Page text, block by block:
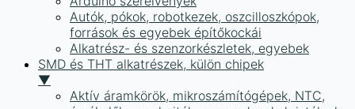
Autók, pókok, robotkezek, oszcilloszkópok,
források és egyebek építőkockái
Alkatrész- és szenzorkészletek, egyebek
SMD és THT alkatrészek, külön chipek
▼
Aktív áramkörök, mikroszámítógépek, NTC,